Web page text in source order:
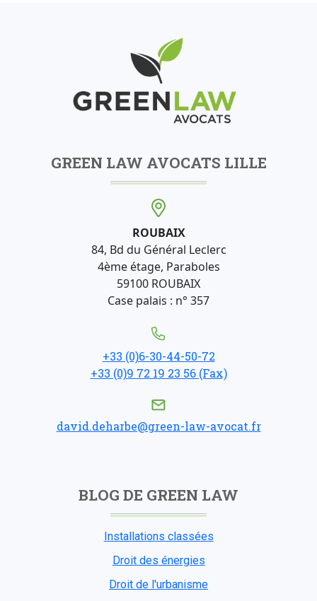
GREEN LAW AVOCATS LILLE
ROUBAIX
84, Bd du Général Leclerc
4ème étage, Paraboles
59100 ROUBAIX
Case palais : n° 357
+33 (0)6-30-44-50-72
+33 (0)9 72 19 23 56 (Fax)
david.deharbe@green-law-avocat.fr
BLOG DE GREEN LAW
Installations classées
Droit des énergies
Droit de l'urbanisme